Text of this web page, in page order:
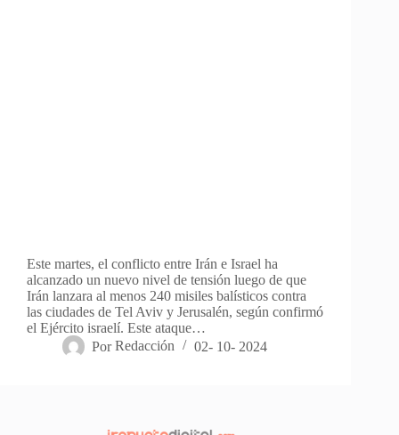
Este martes, el conflicto entre Irán e Israel ha
alcanzado un nuevo nivel de tensión luego de que
Irán lanzara al menos 240 misiles balísticos contra
las ciudades de Tel Aviv y Jerusalén, según confirmó
el Ejército israelí. Este ataque…
Por Redacción 02- 10- 2024